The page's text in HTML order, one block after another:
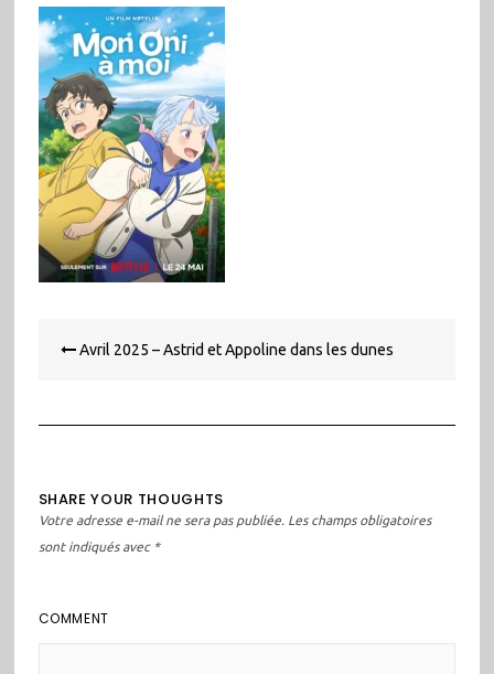
de Avril 2025 – Astrid et Appoline dans les dunes
SHARE YOUR THOUGHTS
Votre adresse e-mail ne sera pas publiée. Les champs obligatoires
sont indiqués avec *
COMMENT